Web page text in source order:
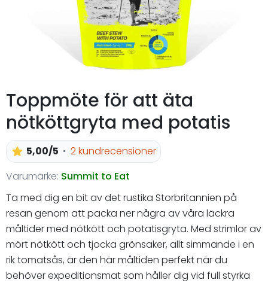
Toppmöte för att äta
nötköttgryta med potatis
5,00/5
2 kundrecensioner
Varumärke: Summit to Eat
Ta med dig en bit av det rustika Storbritannien på
resan genom att packa ner några av våra läckra
måltider med nötkött och potatisgryta. Med strimlor av
mört nötkött och tjocka grönsaker, allt simmande i en
rik tomatsås, är den här måltiden perfekt när du
behöver expeditionsmat som håller dig vid full styrka